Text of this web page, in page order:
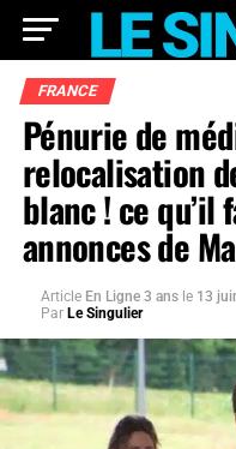
FRANCE
Pénurie de
relocalisation
blanc ! ce
annonces de
Article En Ligne 3 ans le 13
Par Le Singulier